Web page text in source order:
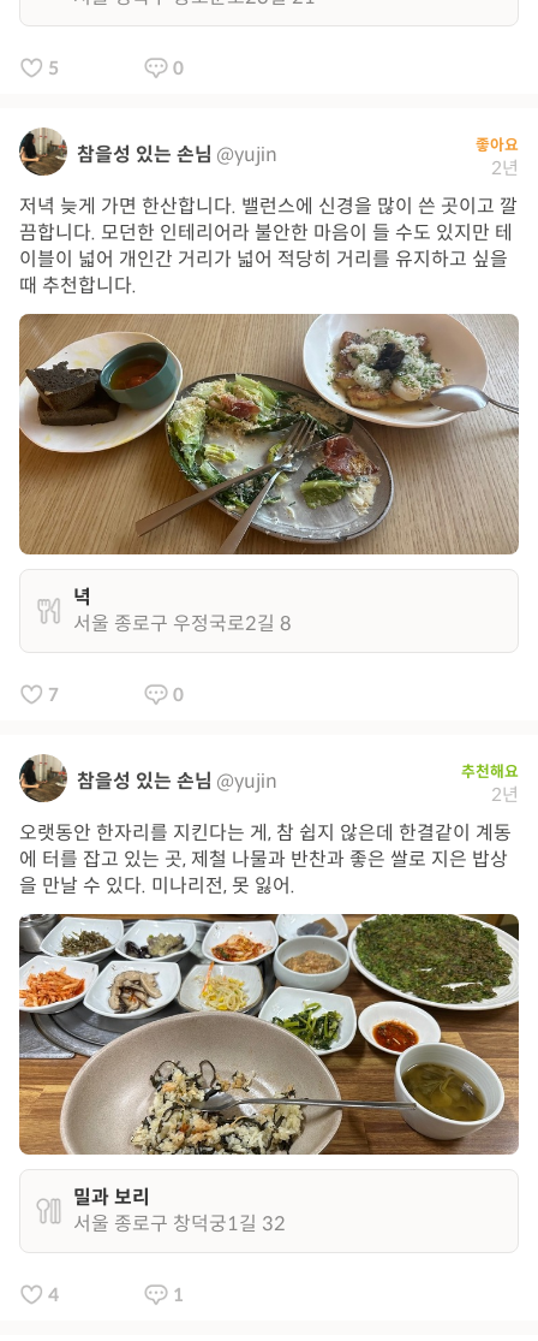
5 0
참을성 있는 손님 @yujin 좋아요
2년
저녁 늦게 가면 한산합니다. 밸런스에 신경을 많이 쓴 곳이고 깔
끔합니다. 모던한 인테리어라 불안한 마음이 들 수도 있지만 테
이블이 넓어 개인간 거리가 넓어 적당히 거리를 유지하고 싶을
때 추천합니다.
녁
서울 종로구 우정국로2길 8
7 0
참을성 있는 손님 @yujin 추천해요
2년
오랫동안 한자리를 지킨다는 게, 참 쉽지 않은데 한결같이 계동
에 터를 잡고 있는 곳, 제철 나물과 반찬과 좋은 쌀로 지은 밥상
을 만날 수 있다. 미나리전, 못 잃어.
밀과 보리
서울 종로구 창덕궁1길 32
4 1